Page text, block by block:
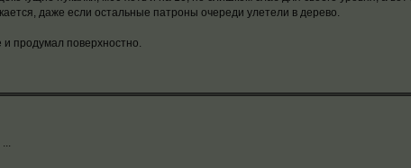
даже если остальные патроны очереди улетели в дерево.
продумал поверхностно.